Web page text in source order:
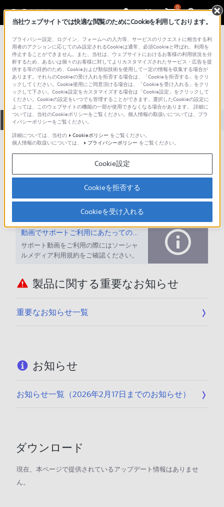
0
総合サポート・お問い合わせ NTTドコモ
Xperia Z4 Tablet SO-05G
全て ダウンロード 取扱説明書 Q&A
製品に関する重要なお知らせ
お知らせ
ご意見箱 ／改善事例紹介
動画でサポートご利用にあたってのお願い
サポート動画をご利用の際にはソーシャ
ルメディア利用規約をご確認ください。
製品に関する重要なお知らせ
重要なお知らせ一覧
お知らせ
お知らせ一覧（2026年2月17日までのお知らせ）
ダウンロード
現在、本ページで提供されているアップデート情報はありませ
ん。
当社ウェブサイトでは快適な閲覧のためにCookieを利用しております。
プライバシー設定、ログイン、フォームへの入力等、サービスのリクエストに相当する利
用者のアクションに応じてのみ設定されるCookieは通常、必須Cookieと呼ばれ、利用を
停止することができません。また、当社は、ウェブサイトにおけるお客様の利用状況を分
析するため、あるいは個々のお客様に対してよりカスタマイズされたサービス・広告を提
供する等の目的のため、Cookieおよび類似技術を使用して一定の情報を収集する場合が
あります。それらのCookieの受け入れを拒否する場合は、「Cookieを拒否する」をクリ
ックしてください。Cookie使用にご同意頂ける場合は、「Cookieを受け入れる」をクリ
ックして下さい。Cookie設定をカスタマイズする場合は「Cookie設定」をクリックして
ください。Cookieの設定をいつでも管理することができます。選択したCookieの設定に
よっては、このウェブサイトの機能の一部が使用できなくなる場合があります。 詳細に
ついては、当社のCookieポリシーをご覧ください。個人情報の取扱いについては、プラ
イバシーポリシーをご覧ください。
詳細については、当社の
Cookieポリシー をご覧ください。
個人情報の取扱いについては、
プライバシーポリシー をご覧ください。
Cookie設定
Cookieを拒否する
Cookieを受け入れる